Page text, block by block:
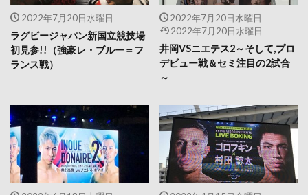
2022年7月20日水曜日
ラグビージャパン新国立競技場
初見参!!（強豪レ・ブルー＝フ
ランス戦）
2022年7月20日水曜日
2022年7月20日水曜日
井岡VSニエテス2～そして,プロ
デビュー戦＆セミ注目の2試合
～